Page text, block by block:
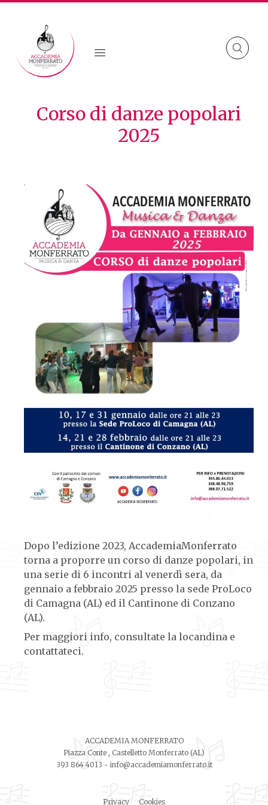
Skip to content
Corso di danze popolari
2025
Dopo l’edizione 2023, AccademiaMonferrato
torna a proporre un corso di danze popolari, in
una serie di 6 incontri al venerdì sera, da
gennaio a febbraio 2025 presso la sede ProLoco
di Camagna (AL) ed il Cantinone di Conzano
(AL).
Per maggiori info, consultate la locandina e
contattateci.
ACCADEMIA MONFERRATO
Piazza Conte , Castelletto Monferrato (AL)
393 864 4013 - info@accademiamonferrato.it
Privacy Cookies